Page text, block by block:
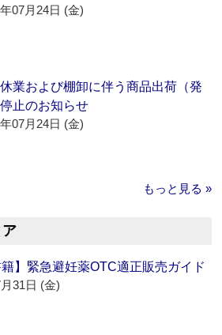
07月24日 (金)
業および棚卸に伴う商品出荷（発
止のお知らせ
07月24日 (金)
もっと見る »
籍】緊急避妊薬OTC適正販売ガイド
31日 (金)